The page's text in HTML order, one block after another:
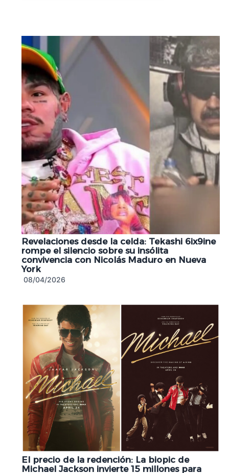
Revelaciones desde la celda: Tekashi 6ix9ine
rompe el silencio sobre su insólita
convivencia con Nicolás Maduro en Nueva
York
08/04/2026
El precio de la redención: La biopic de
Michael Jackson invierte 15 millones para